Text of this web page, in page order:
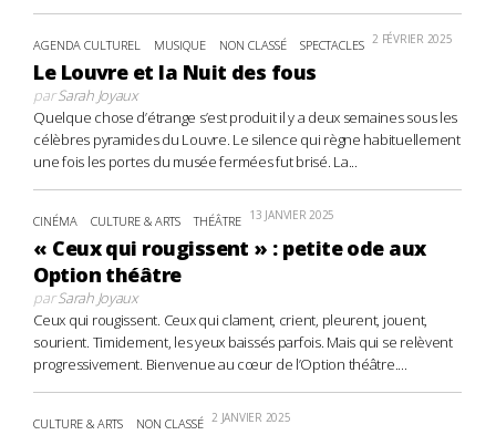
AGENDA CULTUREL MUSIQUE NON CLASSÉ SPECTACLES 2 FÉVRIER 2025
Le Louvre et la Nuit des fous
parSarah Joyaux
Quelque chose d’étrange s’est produit il y a deux semaines sous les
célèbres pyramides du Louvre. Le silence qui règne habituellement
une fois les portes du musée fermées fut brisé. La...
CINÉMA CULTURE & ARTS THÉÂTRE 13 JANVIER 2025
« Ceux qui rougissent » : petite ode aux
Option théâtre
parSarah Joyaux
Ceux qui rougissent. Ceux qui clament, crient, pleurent, jouent,
sourient. Timidement, les yeux baissés parfois. Mais qui se relèvent
progressivement. Bienvenue au cœur de l’Option théâtre....
CULTURE & ARTS NON CLASSÉ 2 JANVIER 2025